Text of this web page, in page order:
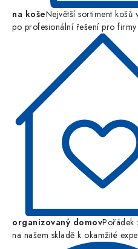
na košeNejvětší sortiment košů
po profesionální řešení pro firmy
organizovaný domovPořádek
na našem skladě k okamžité